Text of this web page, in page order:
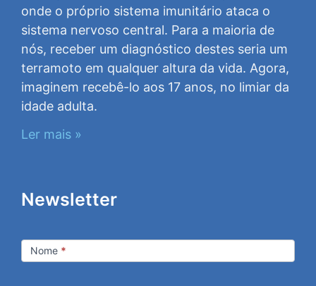
onde o próprio sistema imunitário ataca o
sistema nervoso central. Para a maioria de
nós, receber um diagnóstico destes seria um
terramoto em qualquer altura da vida. Agora,
imaginem recebê-lo aos 17 anos, no limiar da
idade adulta.
Ler mais »
Newsletter
Nome *